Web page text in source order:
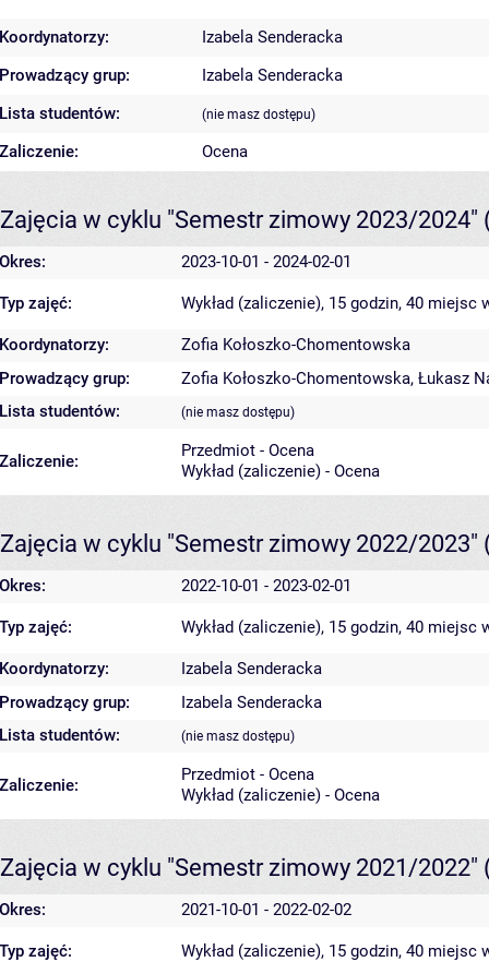
Koordynatorzy:
Izabela Senderacka
Prowadzący grup:
Izabela Senderacka
Lista studentów:
(nie masz dostępu)
Zaliczenie: Ocena
Zajęcia w cyklu "Semestr zimowy 2023/2024"
Okres: 2023-10-01 - 2024-02-01
Typ zajęć: Wykład (zaliczenie), 15 godzin, 40 miejsc
Koordynatorzy:
Zofia Kołoszko-Chomentowska
Prowadzący grup:
Zofia Kołoszko-Chomentowska, Łukasz
Lista studentów:
(nie masz dostępu)
Zaliczenie:
Przedmiot - Ocena
Wykład (zaliczenie) - Ocena
Zajęcia w cyklu "Semestr zimowy 2022/2023"
Okres: 2022-10-01 - 2023-02-01
Typ zajęć: Wykład (zaliczenie), 15 godzin, 40 miejsc
Koordynatorzy:
Izabela Senderacka
Prowadzący grup:
Izabela Senderacka
Lista studentów:
(nie masz dostępu)
Zaliczenie:
Przedmiot - Ocena
Wykład (zaliczenie) - Ocena
Zajęcia w cyklu "Semestr zimowy 2021/2022"
Okres: 2021-10-01 - 2022-02-02
Typ zajęć: Wykład (zaliczenie), 15 godzin, 40 miejsc